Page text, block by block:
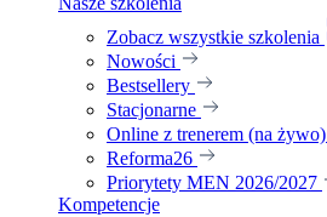
Zobacz wszystkie szkolenia
Nowości
Bestsellery
Stacjonarne
Online z trenerem (na żywo)
Reforma26
Priorytety MEN 2026/2027
Kompetencje